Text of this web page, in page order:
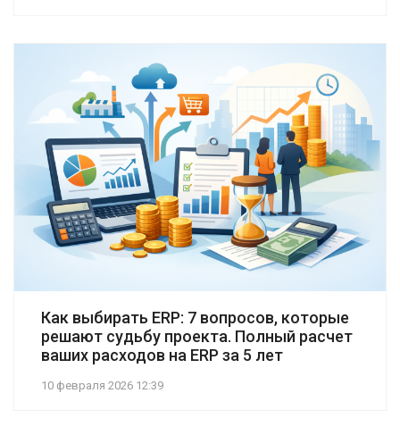
Как выбирать ERP: 7 вопросов, которые
решают судьбу проекта. Полный расчет
ваших расходов на ERP за 5 лет
10 февраля 2026 12:39